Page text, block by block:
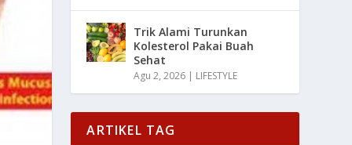
Trik Alami Turunkan
Kolesterol Pakai Buah
Sehat
Agu 2, 2026 | LIFESTYLE
ARTIKEL TAG